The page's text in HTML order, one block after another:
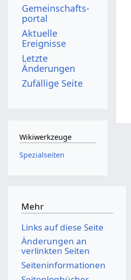
Gemeinschafts­
portal
Aktuelle
Ereignisse
Letzte
Änderungen
Zufällige Seite
Wikiwerkzeuge
Spezialseiten
Mehr
Links auf diese Seite
Änderungen an
verlinkten Seiten
Seiten­­informationen